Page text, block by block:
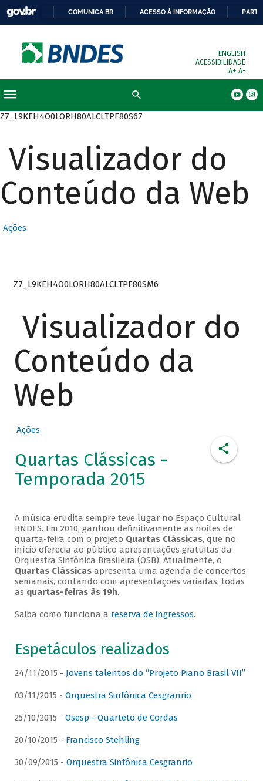
COMUNICA BR ACESSO À INFORMAÇÃO
ENGLISH
ACESSIBILIDADE
A+ A-
Z7_L9KEH4O0LORH80ALCLTPF80S67
Visualizador do
Conteúdo da Web
Ações
Z7_L9KEH4O0LORH80ALCLTPF80SM6
Visualizador do
Conteúdo da
Web
Ações
Quartas Clássicas -
Temporada 2015
A música erudita sempre teve lugar no Espaço Cultural
BNDES. Em 2010, ganhou definitivamente as noites de
quarta-feira com o projeto Quartas Clássicas, que no
início oferecia ao público apresentações gratuitas da
Orquestra Sinfônica Brasileira (OSB). Atualmente, o
Quartas Clássicasapresenta uma agenda de concertos
semanais, contando com apresentações variadas, todas
as quartas-feiras às 19h.
Saiba como funciona a reserva de ingressos.
Espetáculos realizados
24/11/2015 - Jovens talentos do “Projeto Piano Brasil VII”
03/11/2015 - Orquestra Sinfônica Cesgranrio
25/10/2015 - Osesp - Quarteto de Cordas
20/10/2015 - Francisco Stehling
30/09/2015 - Orquestra Sinfônica Cesgranrio